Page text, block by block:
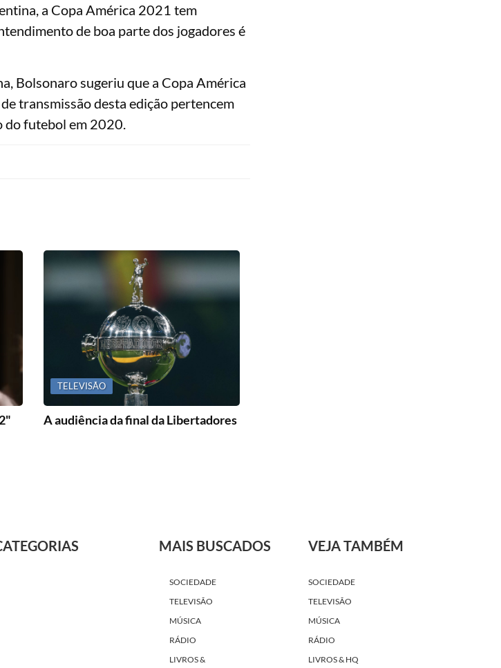
a Copa América 2021 tem
de boa parte dos jogadores é
Bolsonaro sugeriu que a Copa América
transmissão desta edição pertencem
do futebol em 2020.
TELEVISÃO
A audiência da final da Libertadores
MAIS BUSCADOS
SOCIEDADE
TELEVISÃO
MÚSICA
RÁDIO
LIVROS &
VEJA TAMBÉM
SOCIEDADE
TELEVISÃO
MÚSICA
RÁDIO
LIVROS & HQ